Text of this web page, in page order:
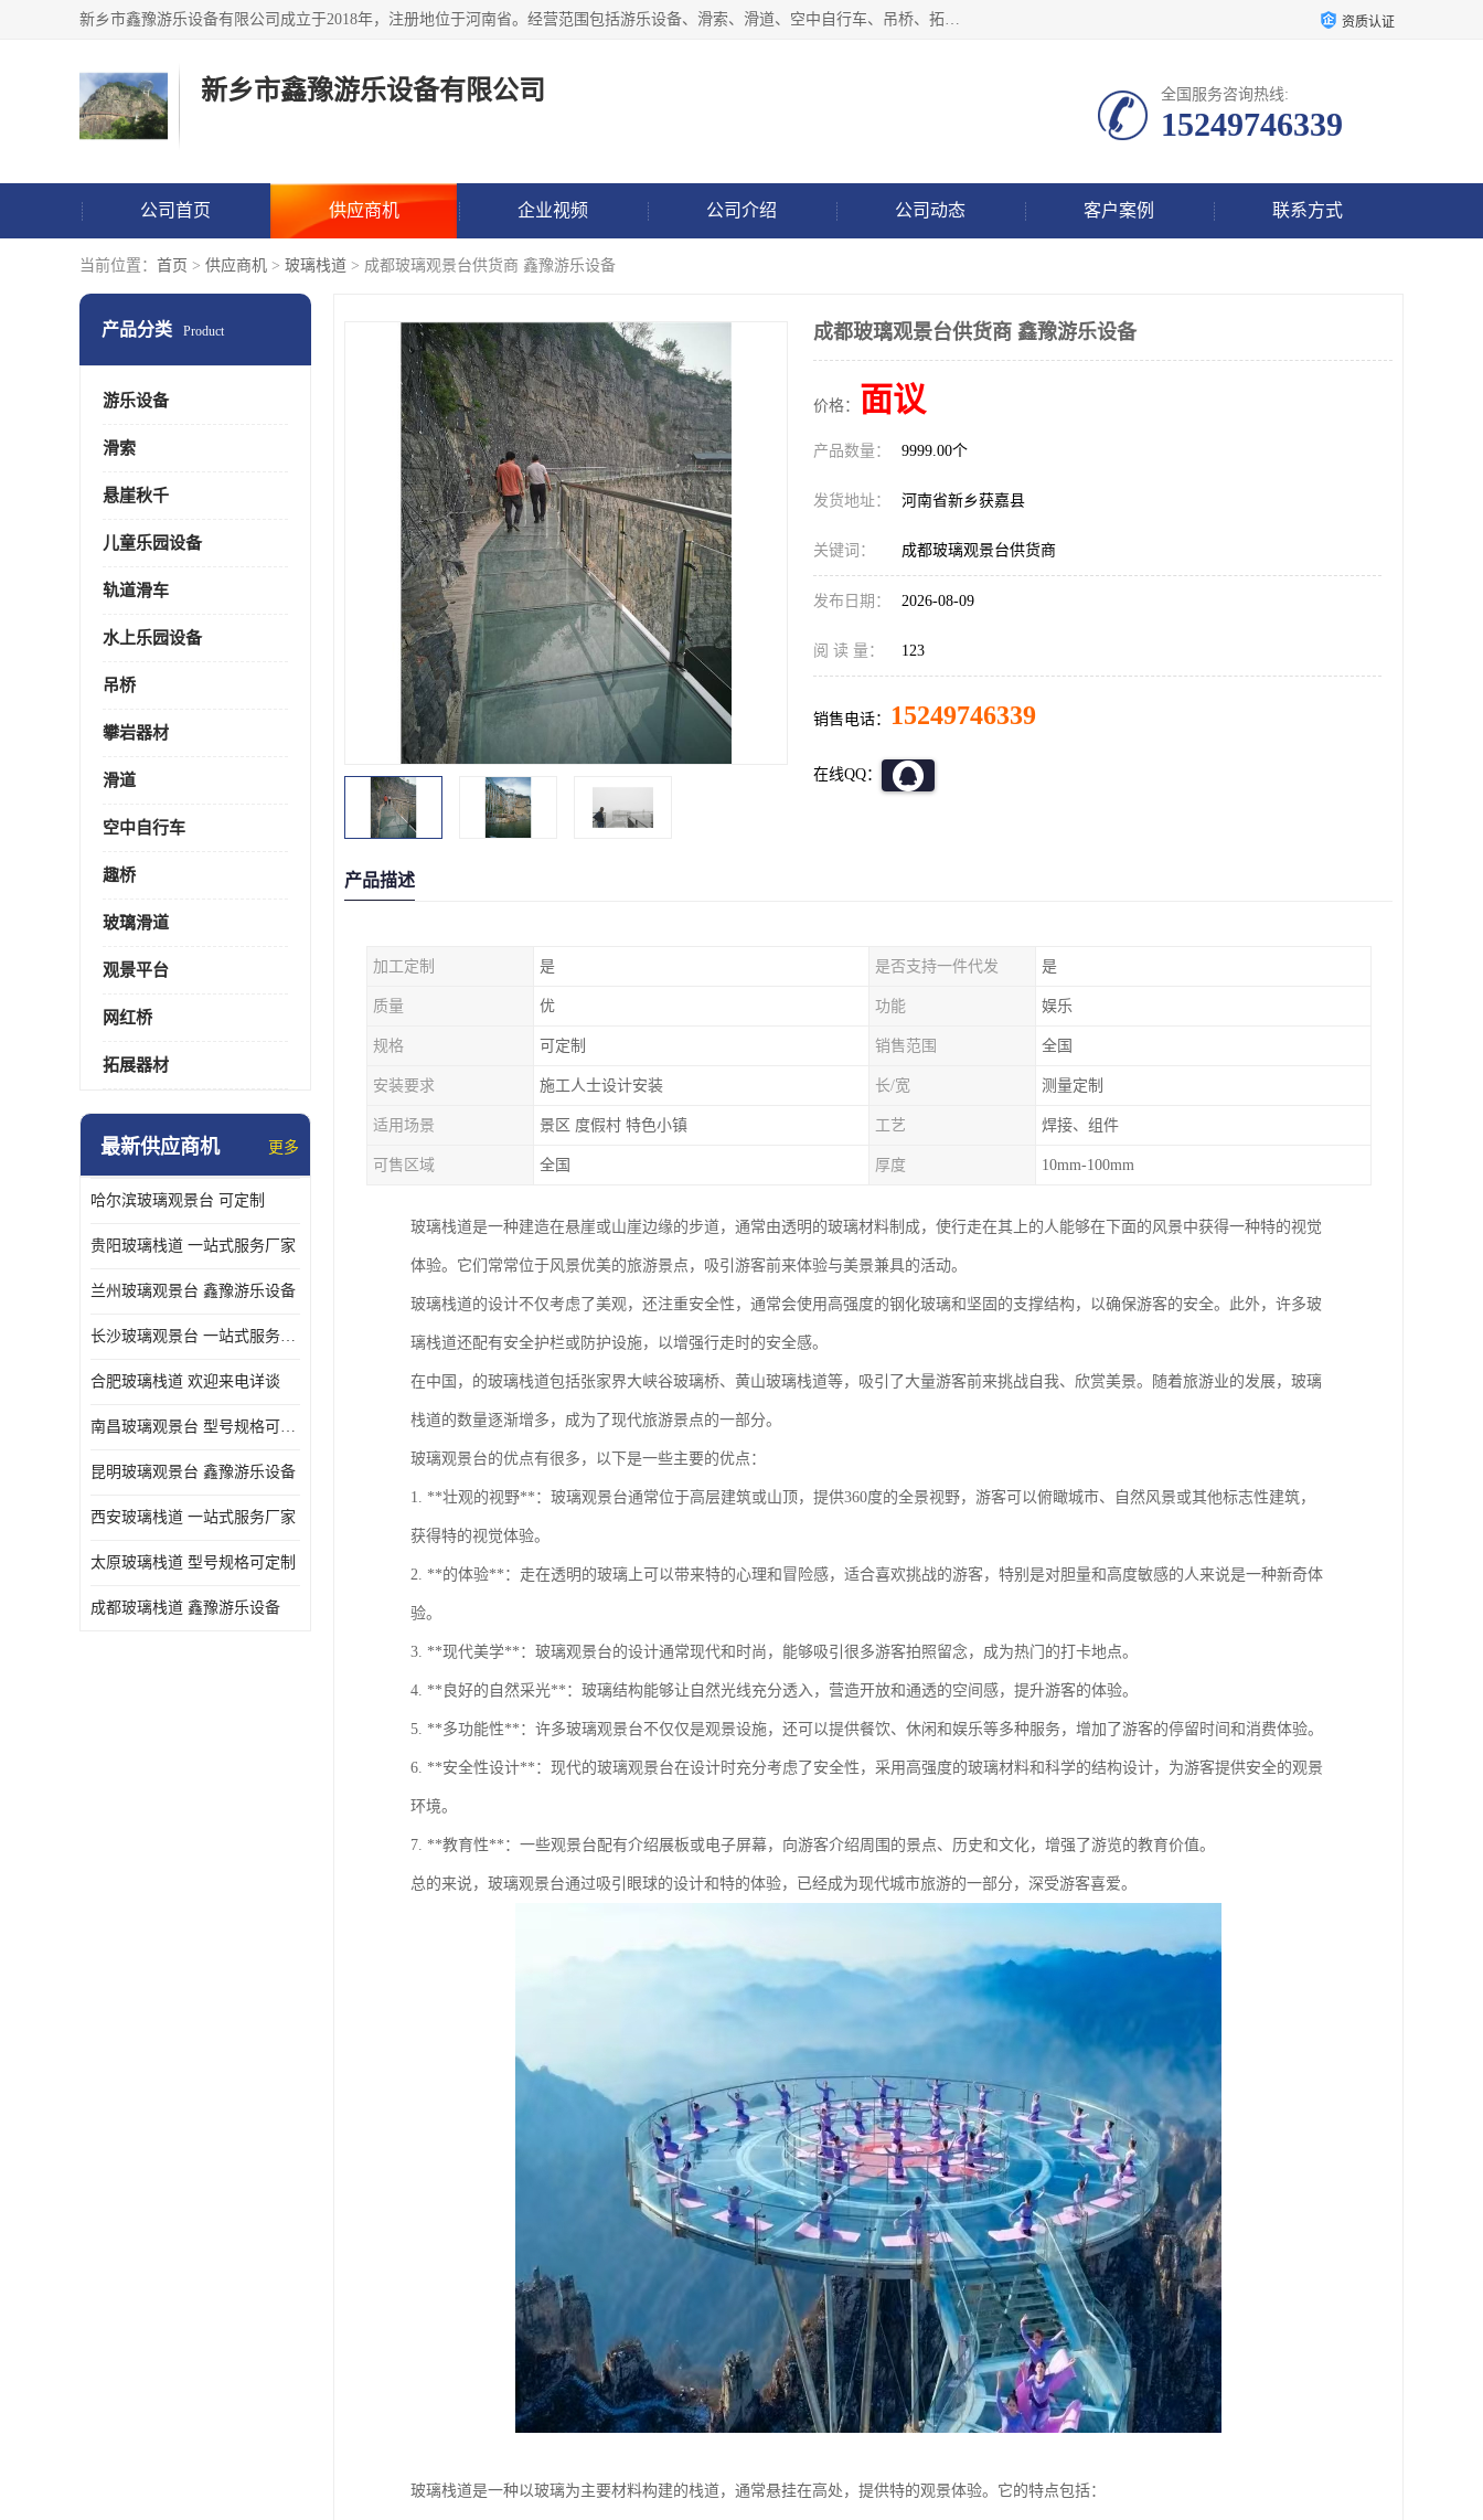
新乡市鑫豫游乐设备有限公司成立于2018年，注册地位于河南省。经营范围包括游乐设备、滑索、滑道、空中自行车、吊桥、拓展器材、攀岩器材、趣桥、悬崖秋千、网红桥、儿童乐园设备、水上乐园设备、丛林穿越设备、音乐呐喊设备、轨道滑车、栈道、玻璃滑道、观景平台、景观包装的设计、制造、销售、安装、维修，景区策划服务。 资质认证
新乡市鑫豫游乐设备有限公司 全国服务咨询热线:
15249746339
公司首页 供应商机 企业视频 公司介绍 公司动态 客户案例 联系方式
当前位置： 首页 > 供应商机 > 玻璃栈道 > 成都玻璃观景台供货商 鑫豫游乐设备
产品分类 Product
游乐设备
滑索
悬崖秋千
儿童乐园设备
轨道滑车
水上乐园设备
吊桥
攀岩器材
滑道
空中自行车
趣桥
玻璃滑道
观景平台
网红桥
拓展器材
最新供应商机 更多
哈尔滨玻璃观景台 可定制
贵阳玻璃栈道 一站式服务厂家
兰州玻璃观景台 鑫豫游乐设备
长沙玻璃观景台 一站式服务厂家
合肥玻璃栈道 欢迎来电详谈
南昌玻璃观景台 型号规格可定制
昆明玻璃观景台 鑫豫游乐设备
西安玻璃栈道 一站式服务厂家
太原玻璃栈道 型号规格可定制
成都玻璃栈道 鑫豫游乐设备
成都玻璃观景台供货商 鑫豫游乐设备
价格： 面议
产品数量： 9999.00个
发货地址： 河南省新乡获嘉县
关键词： 成都玻璃观景台供货商
发布日期： 2026-08-09
阅 读 量： 123
销售电话： 15249746339
在线QQ：
产品描述
加工定制 是 是否支持一件代发 是
质量 优 功能 娱乐
规格 可定制 销售范围 全国
安装要求 施工人士设计安装 长/宽 测量定制
适用场景 景区 度假村 特色小镇 工艺 焊接、组件
可售区域 全国 厚度 10mm-100mm
玻璃栈道是一种建造在悬崖或山崖边缘的步道，通常由透明的玻璃材料制成，使行走在其上的人能够在下面的风景中获得一种特的视觉
体验。它们常常位于风景优美的旅游景点，吸引游客前来体验与美景兼具的活动。
玻璃栈道的设计不仅考虑了美观，还注重安全性，通常会使用高强度的钢化玻璃和坚固的支撑结构，以确保游客的安全。此外，许多玻
璃栈道还配有安全护栏或防护设施，以增强行走时的安全感。
在中国，的玻璃栈道包括张家界大峡谷玻璃桥、黄山玻璃栈道等，吸引了大量游客前来挑战自我、欣赏美景。随着旅游业的发展，玻璃
栈道的数量逐渐增多，成为了现代旅游景点的一部分。
玻璃观景台的优点有很多，以下是一些主要的优点：
1. **壮观的视野**：玻璃观景台通常位于高层建筑或山顶，提供360度的全景视野，游客可以俯瞰城市、自然风景或其他标志性建筑，
获得特的视觉体验。
2. **的体验**：走在透明的玻璃上可以带来特的心理和冒险感，适合喜欢挑战的游客，特别是对胆量和高度敏感的人来说是一种新奇体
验。
3. **现代美学**：玻璃观景台的设计通常现代和时尚，能够吸引很多游客拍照留念，成为热门的打卡地点。
4. **良好的自然采光**：玻璃结构能够让自然光线充分透入，营造开放和通透的空间感，提升游客的体验。
5. **多功能性**：许多玻璃观景台不仅仅是观景设施，还可以提供餐饮、休闲和娱乐等多种服务，增加了游客的停留时间和消费体验。
6. **安全性设计**：现代的玻璃观景台在设计时充分考虑了安全性，采用高强度的玻璃材料和科学的结构设计，为游客提供安全的观景
环境。
7. **教育性**：一些观景台配有介绍展板或电子屏幕，向游客介绍周围的景点、历史和文化，增强了游览的教育价值。
总的来说，玻璃观景台通过吸引眼球的设计和特的体验，已经成为现代城市旅游的一部分，深受游客喜爱。
玻璃栈道是一种以玻璃为主要材料构建的栈道，通常悬挂在高处，提供特的观景体验。它的特点包括：